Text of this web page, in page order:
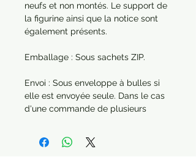
neufs et non montés. Le support de
la figurine ainsi que la notice sont
également présents.
Emballage : Sous sachets ZIP.
Envoi : Sous enveloppe à bulles si
elle est envoyée seule. Dans le cas
d'une commande de plusieurs